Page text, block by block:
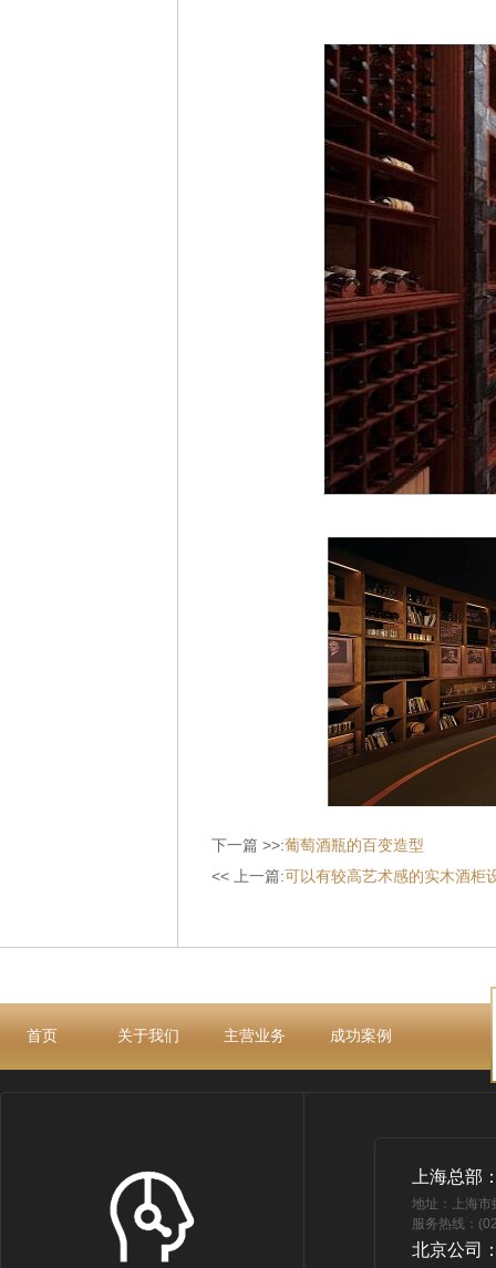
下一篇 >>:葡萄酒瓶的百变造型
<< 上一篇:可以有较高艺术感的实木酒柜
首页 关于我们 主营业务 成功案例
上海总部
地址：上海
服务热线：
北京公司